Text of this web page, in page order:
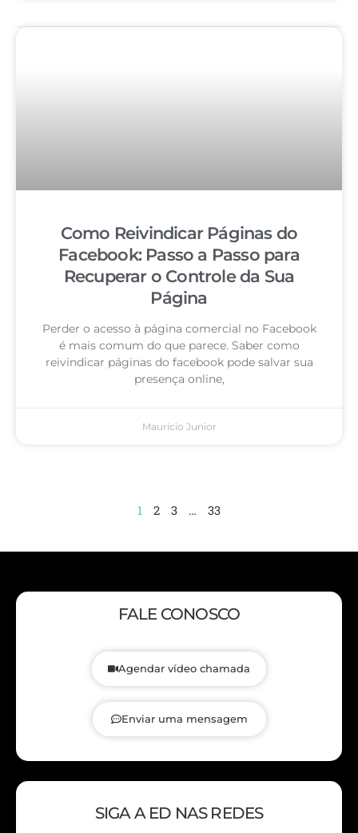
Como Reivindicar Páginas do
Facebook: Passo a Passo para
Recuperar o Controle da Sua
Página
Perder o acesso à página comercial no Facebook
é mais comum do que parece. Saber como
reivindicar páginas do facebook pode salvar sua
presença online,
Mauricio Junior
1 2 3 … 33
FALE CONOSCO
Agendar vídeo chamada
Enviar uma mensagem
SIGA A ED NAS REDES